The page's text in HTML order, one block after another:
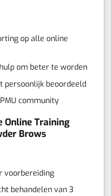
op alle online
om beter te worden
persoonlijk beoordeeld
community
Online Training
Brows
voorbereiding
behandelen van 3